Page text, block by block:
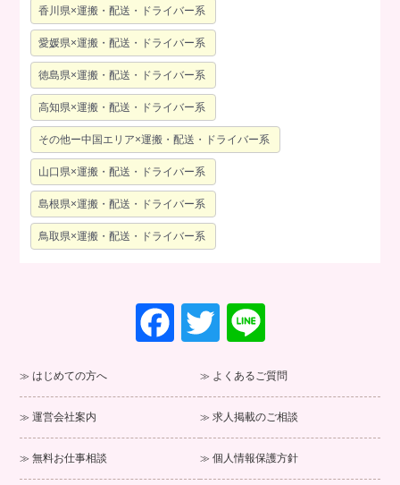
香川県×運搬・配送・ドライバー系
愛媛県×運搬・配送・ドライバー系
徳島県×運搬・配送・ドライバー系
高知県×運搬・配送・ドライバー系
その他ー中国エリア×運搬・配送・ドライバー系
山口県×運搬・配送・ドライバー系
島根県×運搬・配送・ドライバー系
鳥取県×運搬・配送・ドライバー系
F
a
e
b
T
wi
tt
er
e
はじめての方へ よくあるご質問
運営会社案内 求人掲載のご相談
無料お仕事相談 個人情報保護方針